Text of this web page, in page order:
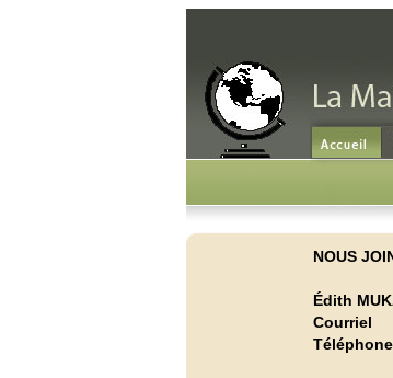
NOUS
Édith
Courriel
Téléphone